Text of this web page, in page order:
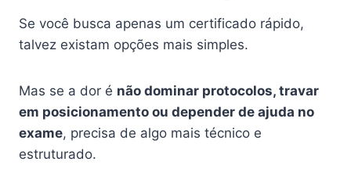
Se você busca apenas um certificado rápido,
talvez existam opções mais simples.
Mas se a dor é não dominar protocolos, travar
em posicionamento ou depender de ajuda no
exame, precisa de algo mais técnico e
estruturado.